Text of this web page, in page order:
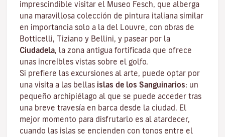
imprescindible visitar el Museo Fesch, que alberga
una maravillosa colección de pintura italiana similar
en importancia solo a la del Louvre, con obras de
Botticelli, Tiziano y Bellini, y pasear por la
Ciudadela, la zona antigua fortificada que ofrece
unas increíbles vistas sobre el golfo.
Si prefiere las excursiones al arte, puede optar por
una visita a las bellas islas de los Sanguinarios: un
pequeño archipiélago al que se puede acceder tras
una breve travesía en barca desde la ciudad. El
mejor momento para disfrutarlo es al atardecer,
cuando las islas se encienden con tonos entre el